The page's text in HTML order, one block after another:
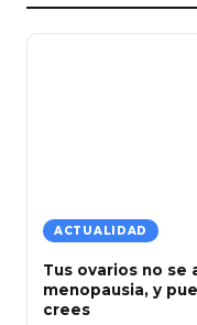
ACTUALIDAD
Tus ovarios no se
menopausia, y
crees